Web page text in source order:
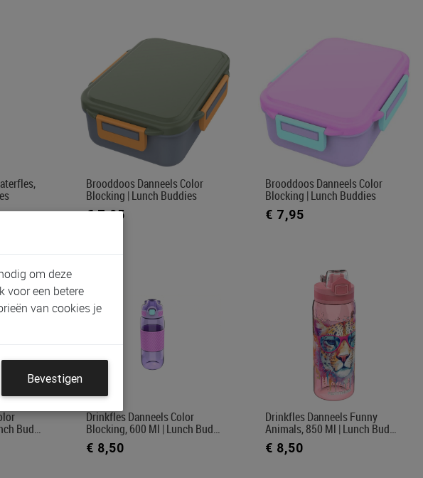
Brooddoos Danneels Color
Blocking | Lunch Buddies
€ 7,95
Brooddoos Danneels Color
Blocking | Lunch Buddies
€ 7,95
Bud…
Drinkfles Danneels Color
Blocking, 600 Ml | Lunch Bud…
€ 8,50
Drinkfles Danneels Funny
Animals, 850 Ml | Lunch Bud…
€ 8,50
om deze
voor een betere
van cookies je
Bevestigen